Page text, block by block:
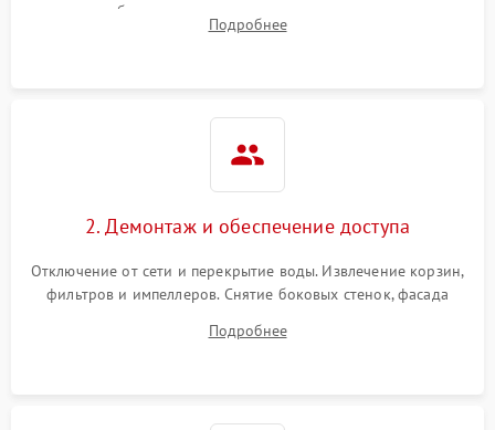
жалоб на отсутствие слива, нагрева, вращения
разбрызгивателей или срабатывание системы защиты
Подробнее
2. Демонтаж и обеспечение доступа
Отключение от сети и перекрытие воды. Извлечение корзин,
фильтров и импеллеров. Снятие боковых стенок, фасада
циркуляционному насосу, ТЭНу и сливной помпе.
Подробнее